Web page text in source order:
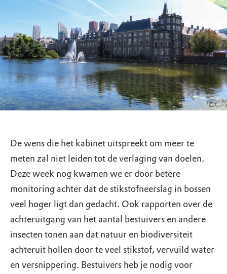
De wens die het kabinet uitspreekt om meer te
meten zal niet leiden tot de verlaging van doelen.
Deze week nog kwamen we er door betere
monitoring achter dat de stikstofneerslag in bossen
veel hoger ligt dan gedacht. Ook rapporten over de
achteruitgang van het aantal bestuivers en andere
insecten tonen aan dat natuur en biodiversiteit
achteruit hollen door te veel stikstof, vervuild water
en versnippering. Bestuivers heb je nodig voor